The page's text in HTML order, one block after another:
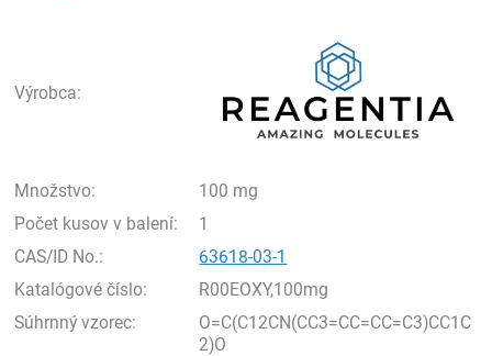
Výrobca:
Množstvo:
100 mg
Počet kusov v balení:
1
CAS/ID No.:
63618-03-1
Katalógové číslo:
R00EOXY,100mg
Súhrnný vzorec:
O=C(C12CN(CC3=CC=CC=C3)CC1C
2)O